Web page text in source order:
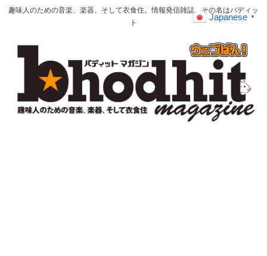
趣味人のための音楽、楽器、そして衣食住。情報発信雑誌、その名はバディッ
ト
Japanese ▼